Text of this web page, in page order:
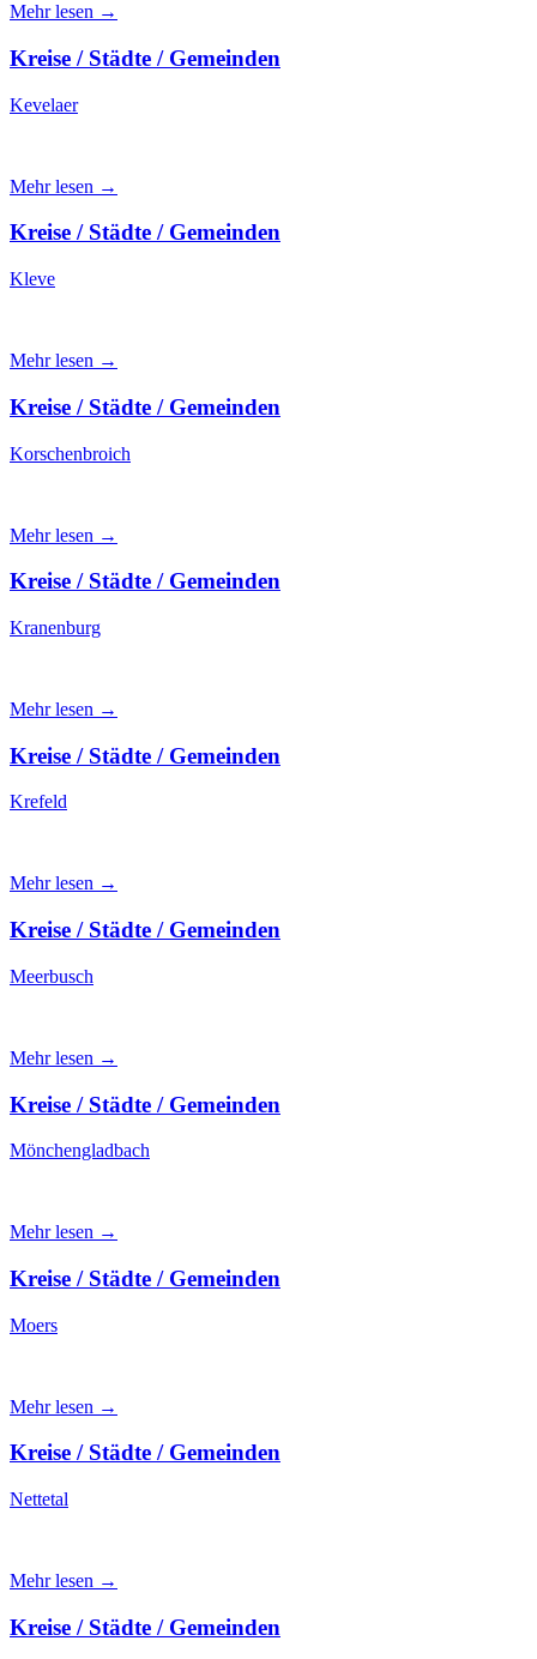
Mehr lesen →
Kreise / Städte / Gemeinden
Kevelaer
Mehr lesen →
Kreise / Städte / Gemeinden
Kleve
Mehr lesen →
Kreise / Städte / Gemeinden
Korschenbroich
Mehr lesen →
Kreise / Städte / Gemeinden
Kranenburg
Mehr lesen →
Kreise / Städte / Gemeinden
Krefeld
Mehr lesen →
Kreise / Städte / Gemeinden
Meerbusch
Mehr lesen →
Kreise / Städte / Gemeinden
Mönchengladbach
Mehr lesen →
Kreise / Städte / Gemeinden
Moers
Mehr lesen →
Kreise / Städte / Gemeinden
Nettetal
Mehr lesen →
Kreise / Städte / Gemeinden